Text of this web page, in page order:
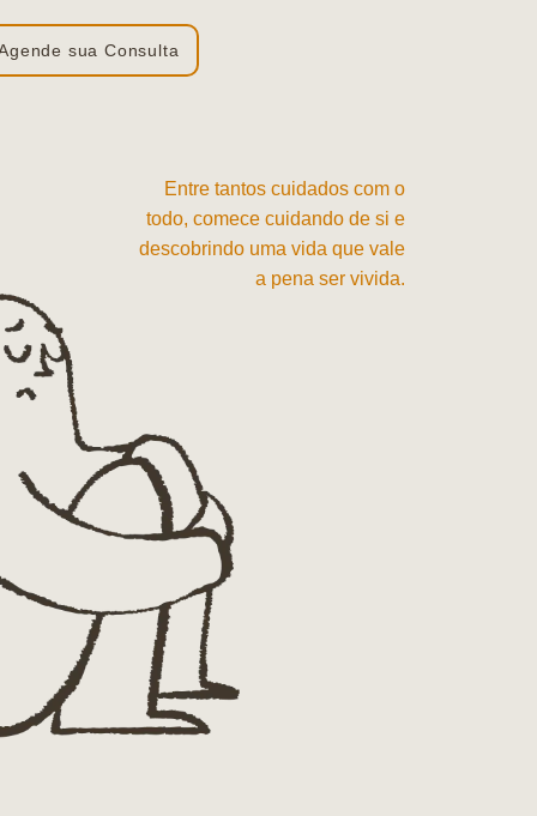
sua Consulta
Entre tantos cuidados com o
todo, comece cuidando de si e
descobrindo uma vida que vale
a pena ser vivida.